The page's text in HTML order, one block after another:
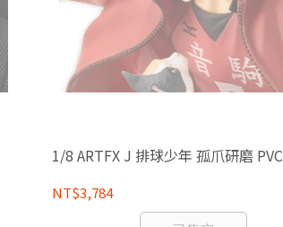
1/8 ARTFX J 排球少年 孤爪研磨 PVC
NT$3,784